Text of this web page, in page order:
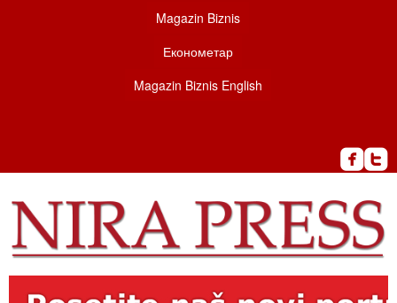
Magazin Biznis
Економетар
Magazin Biznis English